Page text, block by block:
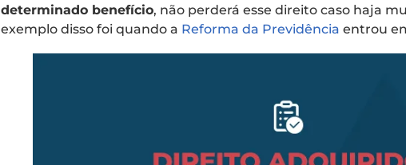
determinado benefício, não perderá esse direito caso haja
exemplo disso foi quando a Reforma da Previdência entrou